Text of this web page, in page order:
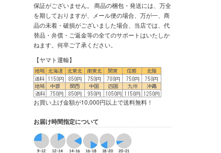
保証がございません。 商品の梱包・発送には、万全
を期しておりますが、メール便の場合、万が一、商
品の未着・破損がございました場合、当店では、代
替品・弁償・ご返金等の全てのサポートはいたしか
ねます。何卒ご了承ください。
【ヤマト運輸】
お買い上げ金額が10,000円以上で送料無料！
お届け時間指定について